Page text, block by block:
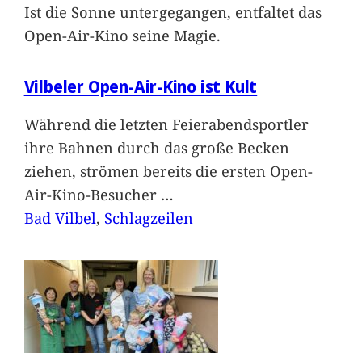
Ist die Sonne untergegangen, entfaltet das
Open-Air-Kino seine Magie.
Vilbeler Open-Air-Kino ist Kult
Während die letzten Feierabendsportler
ihre Bahnen durch das große Becken
ziehen, strömen bereits die ersten Open-
Air-Kino-Besucher …
Bad Vilbel, Schlagzeilen